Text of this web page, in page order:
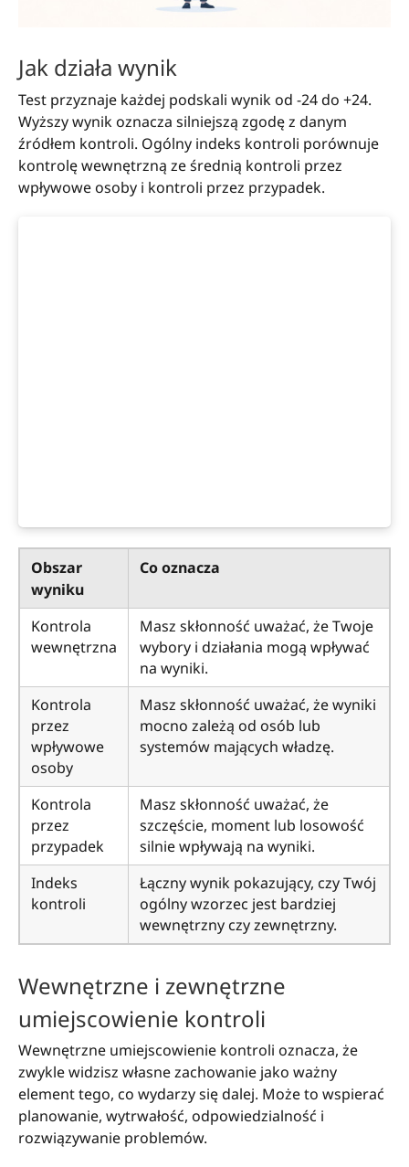
Jak działa wynik
Test przyznaje każdej podskali wynik od -24 do +24.
Wyższy wynik oznacza silniejszą zgodę z danym
źródłem kontroli. Ogólny indeks kontroli porównuje
kontrolę wewnętrzną ze średnią kontroli przez
wpływowe osoby i kontroli przez przypadek.
Obszar
wyniku
Co oznacza
Kontrola
wewnętrzna
Masz skłonność uważać, że Twoje
wybory i działania mogą wpływać
na wyniki.
Kontrola
przez
wpływowe
osoby
Masz skłonność uważać, że wyniki
mocno zależą od osób lub
systemów mających władzę.
Kontrola
przez
przypadek
Masz skłonność uważać, że
szczęście, moment lub losowość
silnie wpływają na wyniki.
Indeks
kontroli
Łączny wynik pokazujący, czy Twój
ogólny wzorzec jest bardziej
wewnętrzny czy zewnętrzny.
Wewnętrzne i zewnętrzne
umiejscowienie kontroli
Wewnętrzne umiejscowienie kontroli oznacza, że
zwykle widzisz własne zachowanie jako ważny
element tego, co wydarzy się dalej. Może to wspierać
planowanie, wytrwałość, odpowiedzialność i
rozwiązywanie problemów.